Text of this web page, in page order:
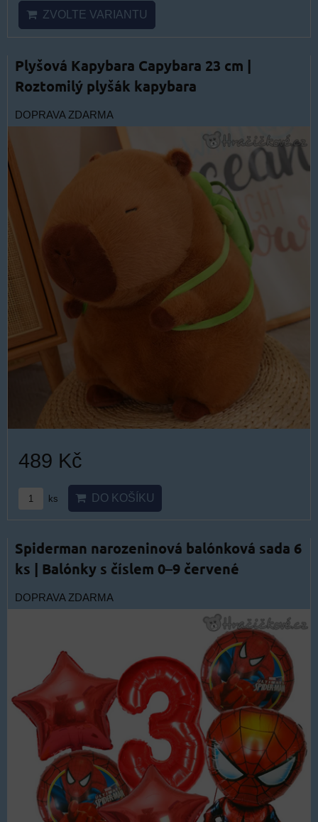
ZVOLTE VARIANTU
Plyšová Kapybara Capybara 23 cm |
Roztomilý plyšák kapybara
DOPRAVA ZDARMA
489 Kč
ks DO KOŠÍKU
Spiderman narozeninová balónková sada 6
ks | Balónky s číslem 0–9 červené
DOPRAVA ZDARMA